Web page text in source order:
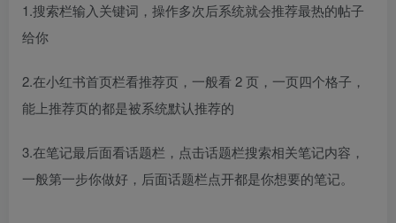
1.搜索栏输入关键词，操作多次后系统就会推荐最热的帖子
给你​
2.在小红书首页栏看推荐页，一般看 2 页，一页四个格子，
能上推荐页的都是被系统默认推荐的​
3.在笔记最后面看话题栏，点击话题栏搜索相关笔记内容，
一般第一步你做好，后面话题栏点开都是你想要的笔记。